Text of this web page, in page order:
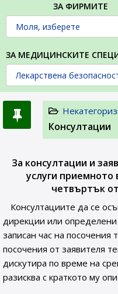
ЗА ФИРМИТЕ
ЗА МЕДИЦИНСКИТЕ
Консултации
За консултации и
услуги приемното
четвъртък
Консултациите да се
дирекции или
записан час на
посочения от заявителя
дискутира по време на
разисква с краткото му